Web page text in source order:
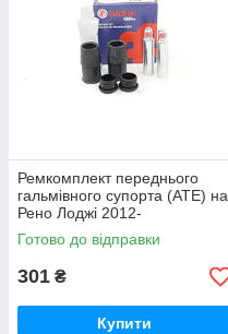
Ремкомплект переднього
гальмівного супорта (ATE) на
Рено Лоджі 2012-
>AUTOFREN SEINSA
(Іспанія) D7003C
Готово до відправки
301 ₴
Купити